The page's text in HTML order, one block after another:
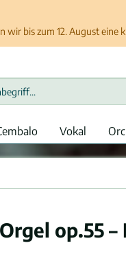
bis zum 12. August
Vokal
op.55 –